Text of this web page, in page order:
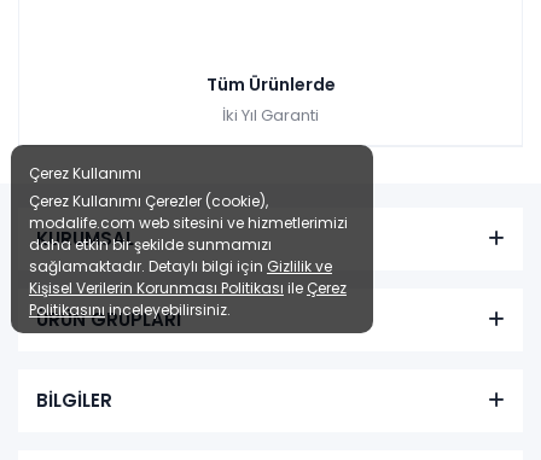
Tüm Ürünlerde
İki Yıl Garanti
KURUMSAL
ÜRÜN GRUPLARI
BİLGİLER
Çerez Kullanımı
Çerez Kullanımı Çerezler (cookie),
modalife.com web sitesini ve hizmetlerimizi
daha etkin bir şekilde sunmamızı
sağlamaktadır. Detaylı bilgi için Gizlilik ve
Kişisel Verilerin Korunması Politikası ile Çerez
Politikasınıinceleyebilirsiniz.